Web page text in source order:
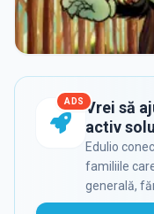
ADS Vrei să
activ
Edulio
familiile
generală,